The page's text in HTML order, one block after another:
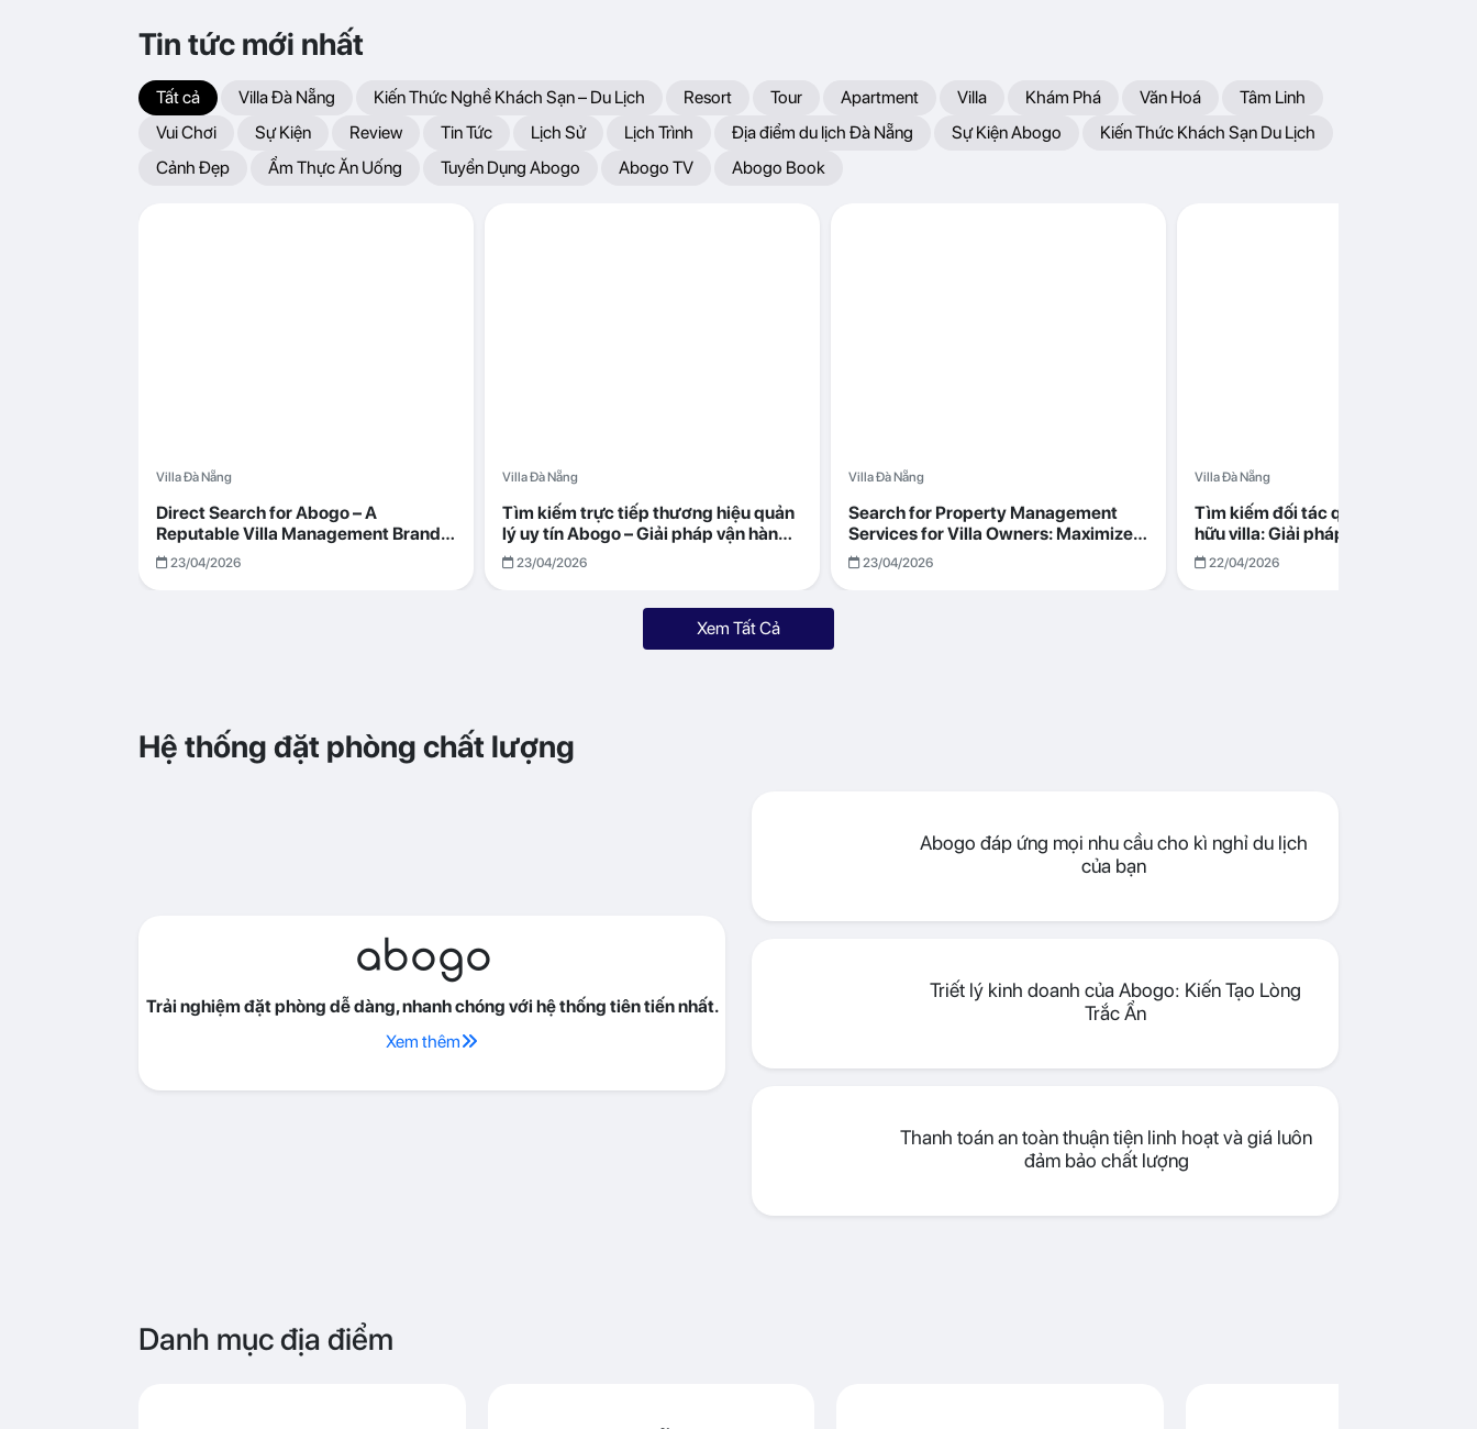
Tin tức mới nhất
Tất cả Villa Đà Nẵng Kiến Thức Nghề Khách Sạn – Du Lịch Resort Tour Apartment Villa Khám Phá Văn Hoá
Tâm Linh
Vui Chơi
Sự Kiện Review Tin Tức Lịch Sử Lịch Trình Địa điểm du lịch Đà Nẵng Sự Kiện Abogo
Kiến Thức Khách Sạn Du Lịch
Cảnh Đẹp
Ẩm Thực Ăn Uống Tuyển Dụng Abogo Abogo TV Abogo Book
Villa Đà Nẵng
Direct Search for Abogo – A
Reputable Villa Management Brand
with Transparent and Effective
Operations
23/04/2026
Villa Đà Nẵng
Tìm kiếm trực tiếp thương hiệu quản
lý uy tín Abogo – Giải pháp vận hành
villa hiệu quả, minh bạch
23/04/2026
Villa Đà Nẵng
Search for Property Management
Services for Villa Owners: Maximize
Returns with Abogo in Da Nang
23/04/2026
Villa Đà Nẵng
Tìm kiếm đối tác quản lý cho chủ sở
hữu villa: Giải pháp tối ưu lợi nhuận
cùng Abogo tại Đà Nẵng
22/04/2026
Xem Tất Cả
Hệ thống đặt phòng chất lượng
abogo
Trải nghiệm đặt phòng dễ dàng, nhanh chóng với hệ thống tiên tiến nhất.
Xem thêm
Abogo đáp ứng mọi nhu cầu cho kì nghỉ du lịch
của bạn
Triết lý kinh doanh của Abogo: Kiến Tạo Lòng
Trắc Ẩn
Thanh toán an toàn thuận tiện linh hoạt và giá luôn
đảm bảo chất lượng
Danh mục địa điểm